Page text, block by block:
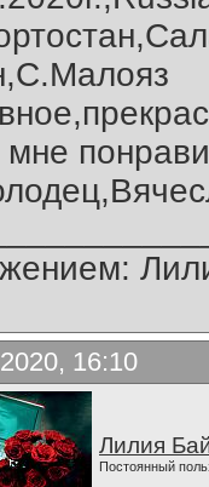
мне
16:10
Лилия
Постоянный